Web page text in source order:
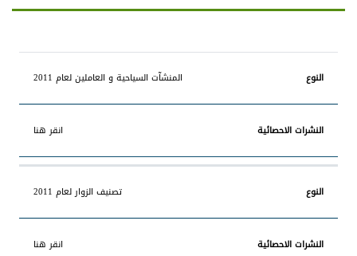
النوع
المنشآت السياحية و العاملين لعام 2011
انقر هنا
تصنيف الزوار لعام 2011
انقر هنا